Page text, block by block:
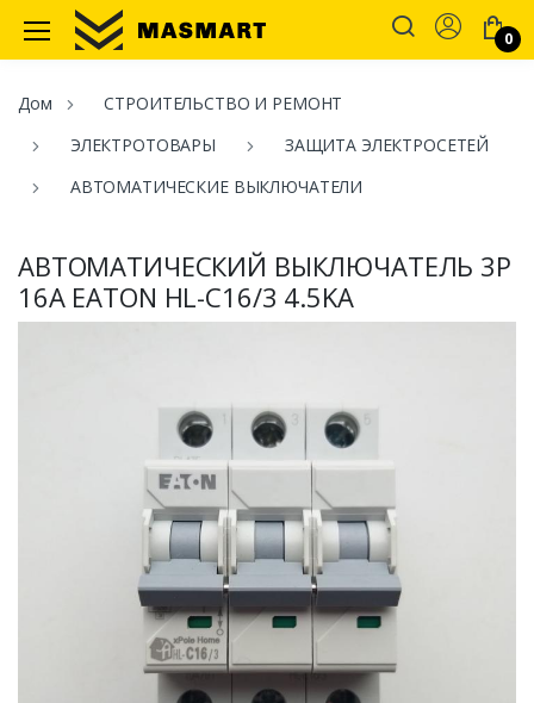
Masmart
Account
0
Дом
СТРОИТЕЛЬСТВО И РЕМОНТ
ЭЛЕКТРОТОВАРЫ
ЗАЩИТА ЭЛЕКТРОСЕТЕЙ
АВТОМАТИЧЕСКИЕ ВЫКЛЮЧАТЕЛИ
АВТОМАТИЧЕСКИЙ ВЫКЛЮЧАТЕЛЬ 3P
16A EATON HL-C16/3 4.5KA